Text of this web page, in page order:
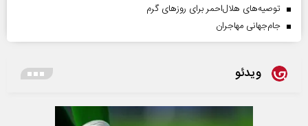
توصیه‌های هلال‌احمر برای روز‌های گرم
جام‌جهانی مهاجران
ویدئو